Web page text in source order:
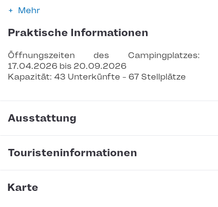
Mehr
Praktische Informationen
Öffnungszeiten des Campingplatzes:
17.04.2026 bis 20.09.2026
Kapazität: 43 Unterkünfte - 67 Stellplätze
Ausstattung
Touristeninformationen
Karte